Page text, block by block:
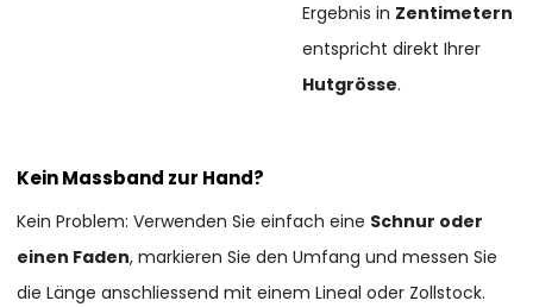
Ergebnis in Zentimetern
entspricht direkt Ihrer
Hutgrösse.
Kein Massband zur Hand?
Kein Problem: Verwenden Sie einfach eine Schnur oder
einen Faden, markieren Sie den Umfang und messen Sie
die Länge anschliessend mit einem Lineal oder Zollstock.